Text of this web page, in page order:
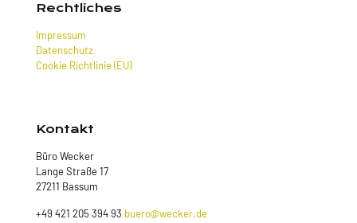
Rechtliches
Impressum
Datenschutz
Cookie Richtlinie (EU)
Kontakt
Büro Wecker
Lange Straße 17
27211 Bassum
+49 421 205 394 93 buero@wecker.de